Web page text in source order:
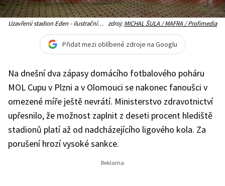
Uzavřený stadion Eden - ilustrační zdroj:MICHAL ŠULA / MAFRA / Profimedia
Přidat mezi oblíbené zdroje na Googlu
Na dnešní dva zápasy domácího fotbalového poháru
MOL Cupu v Plzni a v Olomouci se nakonec fanoušci v
omezené míře ještě nevrátí. Ministerstvo zdravotnictví
upřesnilo, že možnost zaplnit z deseti procent hlediště
stadionů platí až od nadcházejícího ligového kola. Za
porušení hrozí vysoké sankce.